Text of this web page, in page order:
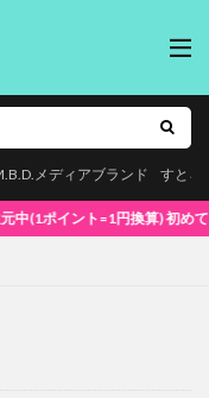
メディアブランド すとろ
めてでも安心な簡単視聴！